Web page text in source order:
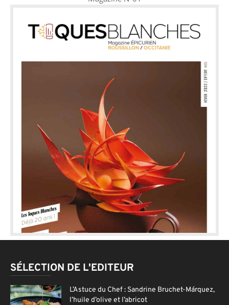
SÉLECTION DE L'EDITEUR
L’Astuce du Chef : Sandrine Bruchet-Márquez,
l’huile d’olive et l’abricot